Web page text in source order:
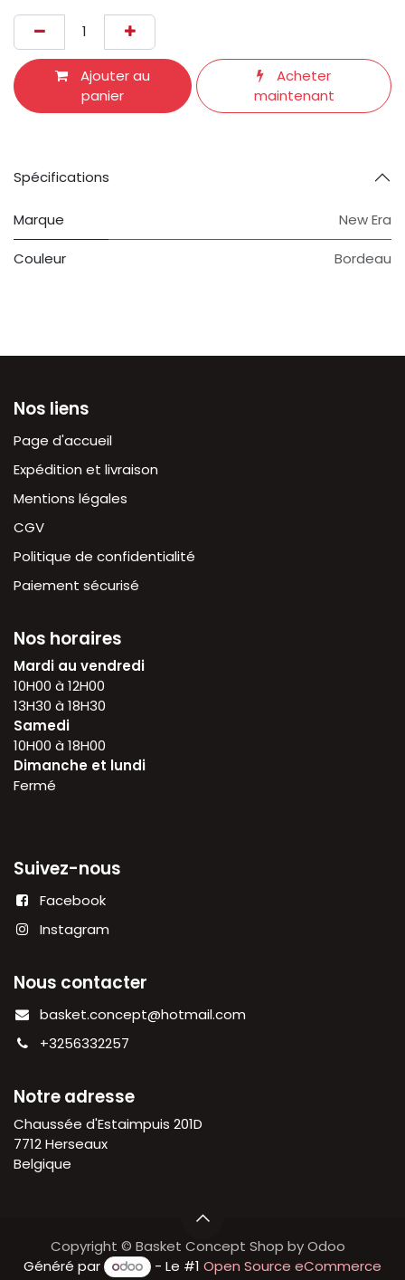
Ajouter au
panier
Acheter
maintenant
Spécifications
Marque New Era
Couleur Bordeau
Nos liens
Page d'accueil
Expédition et livraison
Mentions légales
CGV
Politique de confidentialité
Paiement sécurisé
Nos horaires
Mardi au vendredi
10H00 à 12H00
13H30 à 18H30
Samedi
10H00 à 18H00
Dimanche et lundi
Fermé
Suivez-nous
Facebook
Instagram
Nous contacter
basket.concept@hotmail.com
+3256332257
Notre adresse
Chaussée d'Estaimpuis 201D
7712 Herseaux
Belgique
Copyright © Basket Concept Shop by Odoo
Généré par
- Le #1 Open Source eCommerce